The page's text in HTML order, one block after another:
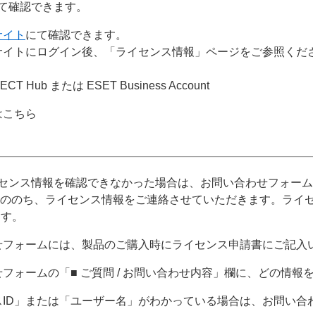
確認できます。
ト にて確認できます。
トにログイン後、「ライセンス情報」ページをご参照くだ
Hub または ESET Business Account
ちら
ンス情報を確認できなかった場合は、お問い合わせフォー
のち、ライセンス情報をご連絡させていただきます。ラ
。
ォームには、製品のご購入時にライセンス申請書にご記
ォームの「■ ご質問 / お問い合わせ内容」欄に、どの情報
ID」または「ユーザー名」がわかっている場合は、お問い